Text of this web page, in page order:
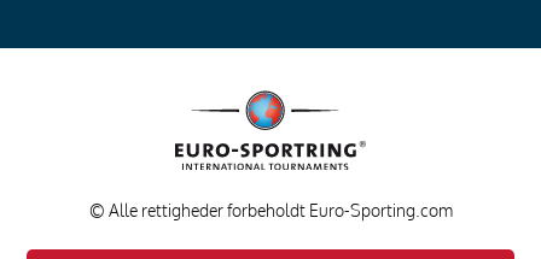
© Alle rettigheder forbeholdt Euro-Sporting.com